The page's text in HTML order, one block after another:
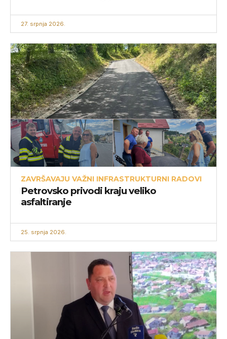
27. srpnja 2026.
ZAVRŠAVAJU VAŽNI INFRASTRUKTURNI RADOVI
Petrovsko privodi kraju veliko
asfaltiranje
25. srpnja 2026.